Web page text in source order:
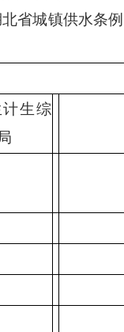
省城镇供水条
生综